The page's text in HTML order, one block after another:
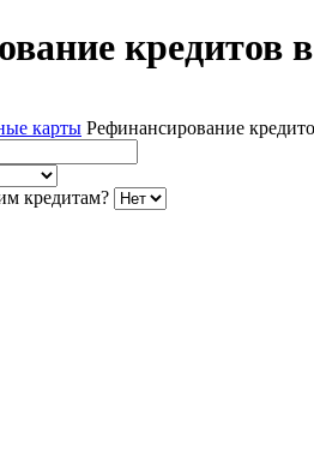
кредитов
карты Рефинансирование
кредитам?